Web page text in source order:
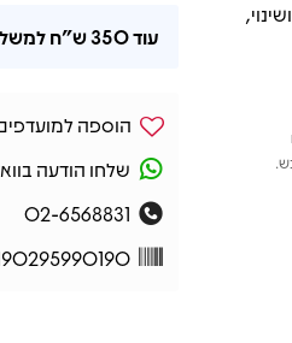
עוד350 ש"ח
הוספה
שלחו הודעה
02-6568831